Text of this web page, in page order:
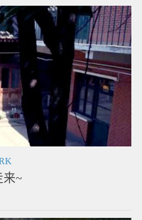
来~